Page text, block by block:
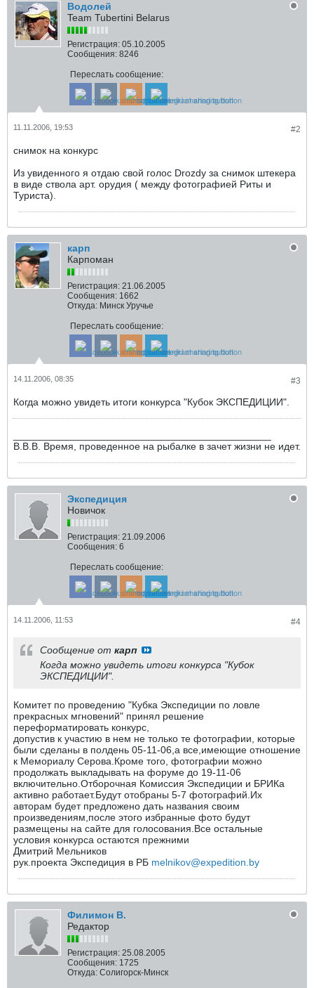
Водолей
Team Tubertini Belarus
Регистрация: 05.10.2005
Сообщения: 8246
Переслать сообщение:
#2
11.11.2006, 19:53
снимок на конкурс
Из увиденного я отдаю свой голос Drozdу за снимок штекера
в виде ствола арт. орудия ( между фотографией Риты и
Туриста).
карп
Карпоман
Регистрация: 21.06.2005
Сообщения: 1662
Откуда: Минск Уручье
Переслать сообщение:
#3
14.11.2006, 08:35
Когда можно увидеть итоги конкурса "Кубок ЭКСПЕДИЦИИ".
В.В.В. Время, проведенное на рыбалке в зачет жизни не идет.
Экспедиция
Новичок
Регистрация: 21.09.2006
Сообщения: 6
Переслать сообщение:
#4
14.11.2006, 11:53
Сообщение от карп
Когда можно увидеть итоги конкурса "Кубок
ЭКСПЕДИЦИИ".
Комитет по проведению "Кубка Экспедиции по ловле
прекрасных мгновений" принял решение
переформатировать конкурс,
допустив к участию в нем не только те фотографии, которые
были сделаны в полдень 05-11-06,а все,имеющие отношение
к Мемориалу Серова.Кроме того, фотографии можно
продолжать выкладывать на форуме до 19-11-06
включительно.Отборочная Комиссия Экспедиции и БРИКа
активно работает.Будут отобраны 5-7 фотографий.Их
авторам будет предложено дать названия своим
произведениям,после этого избранные фото будут
размещены на сайте для голосования.Все остальные
условия конкурса остаются прежними
Дмитрий Мельников
рук.проекта Экспедиция в РБ melnikov@expedition.by
Филимон В.
Редактор
Регистрация: 25.08.2005
Сообщения: 1725
Откуда: Солигорск-Минск